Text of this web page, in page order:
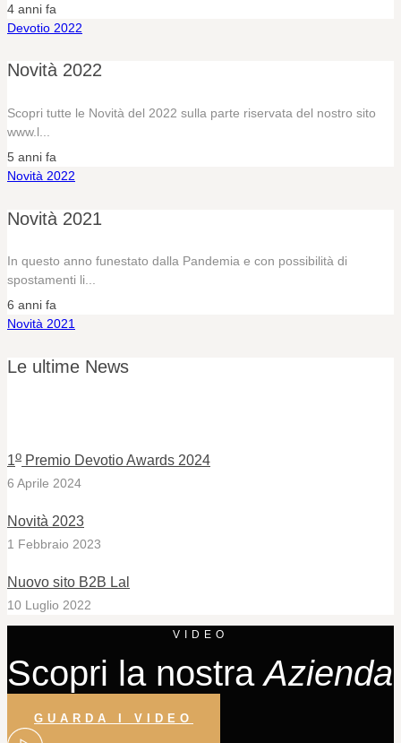
4 anni fa
Devotio 2022
Novità 2022
Scopri tutte le Novità del 2022 sulla parte riservata del nostro sito
www.l...
5 anni fa
Novità 2022
Novità 2021
In questo anno funestato dalla Pandemia e con possibilità di
spostamenti li...
6 anni fa
Novità 2021
Le ultime News
1o Premio Devotio Awards 2024
6 Aprile 2024
Novità 2023
1 Febbraio 2023
Nuovo sito B2B Lal
10 Luglio 2022
VIDEO
Scopri la nostraAzienda
GUARDA I VIDEO